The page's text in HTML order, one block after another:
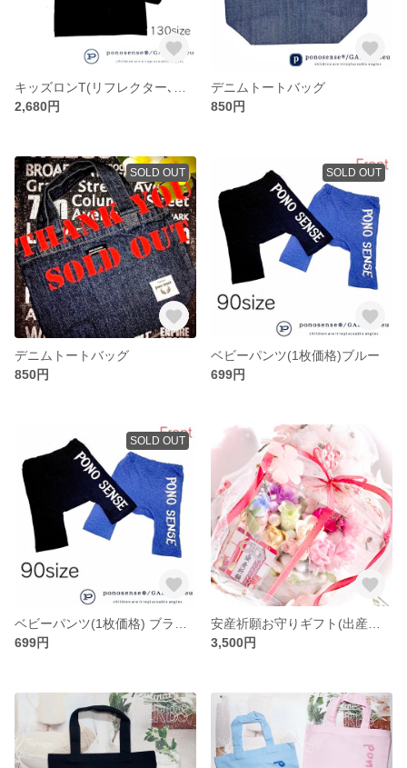
2,680円
デニムトートバッグ
850円
SOLD OUT
デニムトートバッグ
850円
SOLD OUT
ベビーパンツ(1枚価格)ブルー
699円
SOLD OUT
699円
3,500円